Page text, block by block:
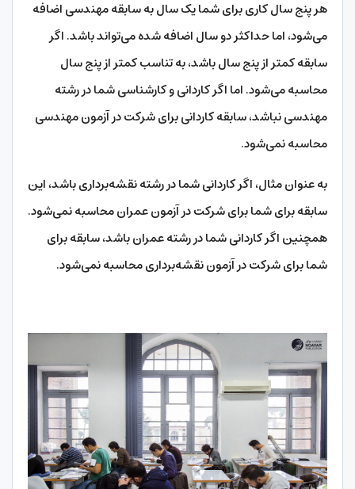
هر پنج سال کاری برای شما یک سال به سابقه مهندسی اضافه
می‌شود، اما حداکثر دو سال اضافه شده می‌تواند باشد. اگر
سابقه کمتر از پنج سال باشد، به تناسب کمتر از پنج سال
محاسبه می‌شود. اما اگر کاردانی و کارشناسی شما در رشته
مهندسی نباشد، سابقه کاردانی برای شرکت در آزمون مهندسی
محاسبه نمی‌شود.
به عنوان مثال، اگر کاردانی شما در رشته نقشه‌برداری باشد، این
سابقه برای شما برای شرکت در آزمون عمران محاسبه نمی‌شود.
همچنین اگر کاردانی شما در رشته عمران باشد، سابقه برای
شما برای شرکت در آزمون نقشه‌برداری محاسبه نمی‌شود.